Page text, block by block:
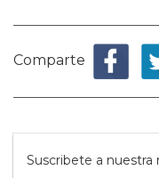
Comparte
Suscribete a nuestra